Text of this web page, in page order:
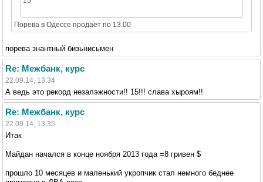
Порева в Одессе продаёт по 13.00
порева знантный бизьнисьмен
Re: Межбанк, курс
22.09.14, 13:34
А ведь это рекорд незалэжности!! 15!!! слава хыроям!!
Re: Межбанк, курс
22.09.14, 13:35
Итак
Майдан начался в конце ноября 2013 года =8 гривен $
прошло 10 месяцев и маленький укропчик стал немного беднее